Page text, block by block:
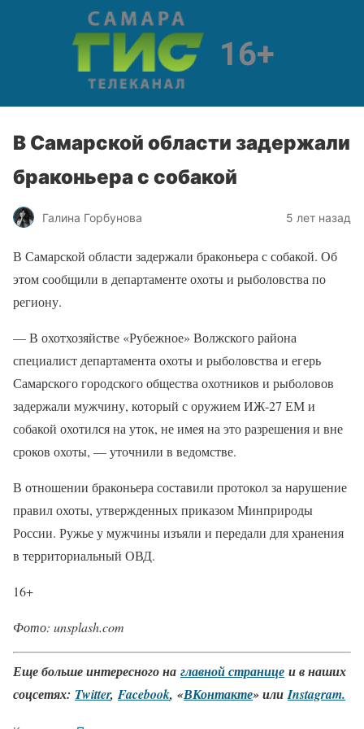
В Самарской области задержали
браконьера с собакой
Галина Горбунова 5 лет назад
В Самарской области задержали браконьера с собакой. Об
этом сообщили в департаменте охоты и рыболовства по
региону.
— В охотхозяйстве «Рубежное» Волжского района
специалист департамента охоты и рыболовства и егерь
Самарского городского общества охотников и рыболовов
задержали мужчину, который с оружием ИЖ-27 ЕМ и
собакой охотился на уток, не имея на это разрешения и вне
сроков охоты, — уточнили в ведомстве.
В отношении браконьера составили протокол за нарушение
правил охоты, утвержденных приказом Минприроды
России. Ружье у мужчины изъяли и передали для хранения
в территориальный ОВД.
16+
Фото: unsplash.com
Еще больше интересного на главной странице и в наших
соцсетях: Twitter,Facebook, «ВКонтакте» илиInstagram.